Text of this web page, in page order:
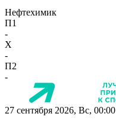
Нефтехимик
П1
-
X
-
П2
-
27 сентября 2026, Вс, 00:00